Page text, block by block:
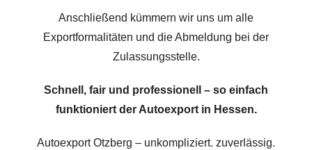
Anschließend kümmern wir uns um alle
Exportformalitäten und die Abmeldung bei der
Zulassungsstelle.
Schnell, fair und professionell – so einfach
funktioniert der Autoexport in Hessen.
Autoexport Otzberg – unkompliziert. zuverlässig.